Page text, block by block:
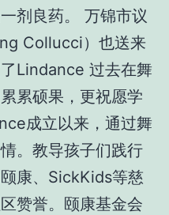
剂良药。 万锦市议
Collucci）也送来
Lindance 过去在舞
累硕果，更祝愿学
成立以来，通过舞
。教导孩子们践行
康、SickKids等慈
赞誉。颐康基金会